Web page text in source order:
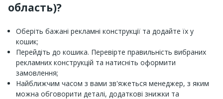
область)?
Оберіть бажані рекламні конструкції та додайте їх у
кошик;
Перейдіть до кошика. Перевірте правильність вибраних
рекламних конструкцій та натисніть оформити
замовлення;
Найближчим часом з вами зв'яжеться менеджер, з яким
можна обговорити деталі, додаткові знижки та